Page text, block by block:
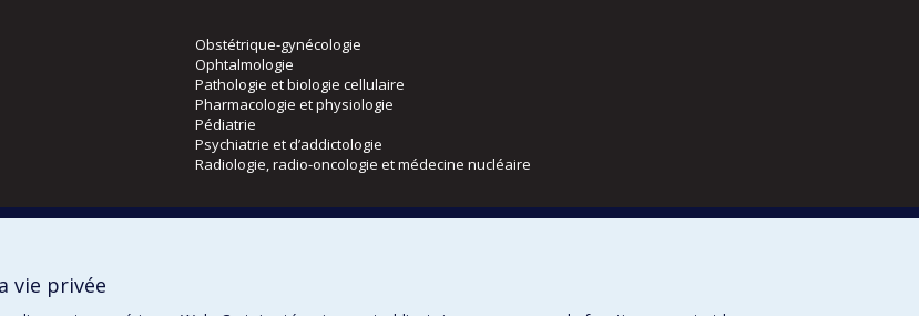
Obstétrique-gynécologie
Ophtalmologie
Pathologie et biologie cellulaire
Pharmacologie et physiologie
Pédiatrie
Psychiatrie et d’addictologie
Radiologie, radio-oncologie et médecine nucléaire
vie privée